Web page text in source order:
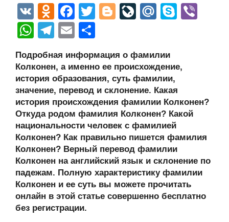
V
K
O
d
n
o
kl
a
ss
ni
ki
F
a
c
e
b
o
o
k
T
er
Bl
g
er
Li
J
o
ur
n
al
M
u
S
e
W
at
s
A
p
p
T
e
gr
a
m
E
ail р
а
в
и
ть
Подробная информация о фамилии
Колконен, а именно ее происхождение,
история образования, суть фамилии,
значение, перевод и склонение. Какая
история происхождения фамилии Колконен?
Откуда родом фамилия Колконен? Какой
национальности человек с фамилией
Колконен? Как правильно пишется фамилия
Колконен? Верный перевод фамилии
Колконен на английский язык и склонение по
падежам. Полную характеристику фамилии
Колконен и ее суть вы можете прочитать
онлайн в этой статье совершенно бесплатно
без регистрации.